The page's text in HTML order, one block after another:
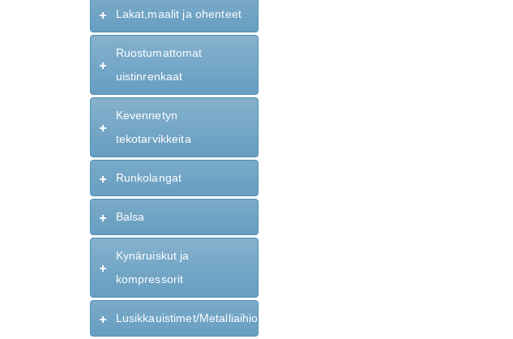
Lakat,maalit ja ohenteet
Ruostumattomat
uistinrenkaat
Kevennetyn
tekotarvikkeita
Runkolangat
Balsa
Kynäruiskut ja
kompressorit
Lusikkauistimet/Metalliaihiot